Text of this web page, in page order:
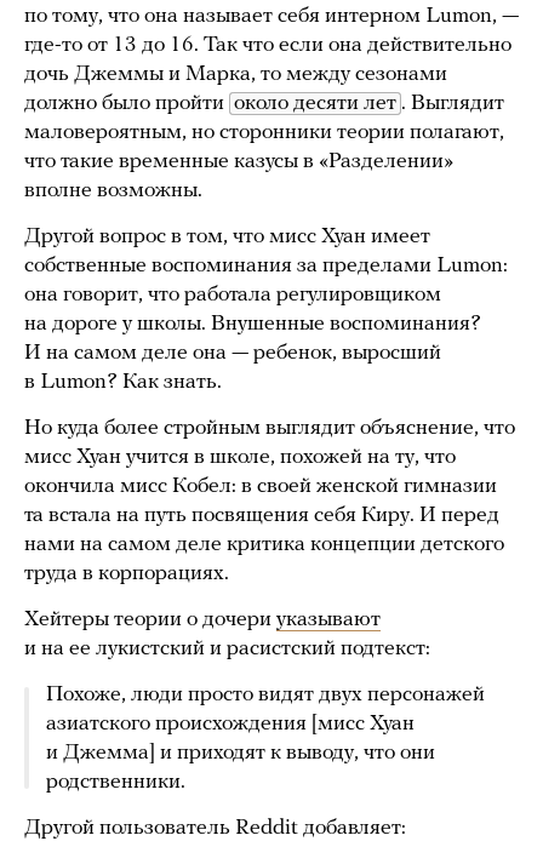
по тому, что она называет себя интерном Lumon, —
где-то от 13 до 16. Так что если она действительно
дочь Джеммы и Марка, то между сезонами
должно было пройти около десяти лет . Выглядит
маловероятным, но сторонники теории полагают,
что такие временные казусы в «Разделении»
вполне возможны.
Другой вопрос в том, что мисс Хуан имеет
собственные воспоминания за пределами Lumon:
она говорит, что работала регулировщиком
на дороге у школы. Внушенные воспоминания?
И на самом деле она — ребенок, выросший
в Lumon? Как знать.
Но куда более стройным выглядит объяснение, что
мисс Хуан учится в школе, похожей на ту, что
окончила мисс Кобел: в своей женской гимназии
та встала на путь посвящения себя Киру. И перед
нами на самом деле критика концепции детского
труда в корпорациях.
Хейтеры теории о дочери указывают
и на ее лукистский и расистский подтекст:
Похоже, люди просто видят двух персонажей
азиатского происхождения [мисс Хуан
и Джемма] и приходят к выводу, что они
родственники.
Другой пользователь Reddit добавляет: